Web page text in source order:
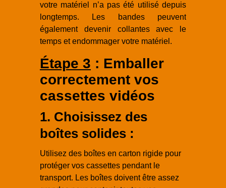
votre matériel n’a pas été utilisé depuis
longtemps. Les bandes peuvent
également devenir collantes avec le
temps et endommager votre matériel.
Étape 3 : Emballer
correctement vos
cassettes vidéos
1. Choisissez des
boîtes solides :
Utilisez des boîtes en carton rigide pour
protéger vos cassettes pendant le
transport. Les boîtes doivent être assez